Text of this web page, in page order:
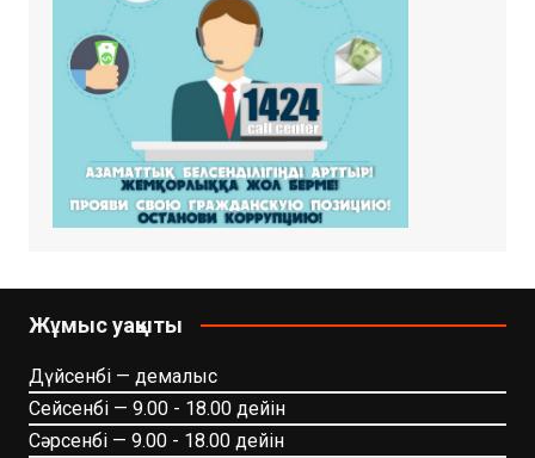
Жұмыс уақыты
Дүйсенбі — демалыс
Сейсенбі — 9.00 - 18.00 дейін
Сәрсенбі — 9.00 - 18.00 дейін